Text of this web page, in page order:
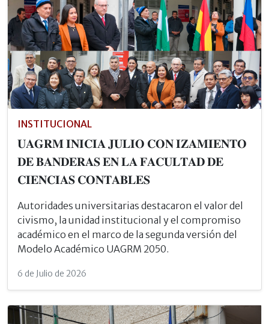
INSTITUCIONAL
𝐔𝐀𝐆𝐑𝐌 𝐈𝐍𝐈𝐂𝐈𝐀 𝐉𝐔𝐋𝐈𝐎 𝐂𝐎𝐍 𝐈𝐙𝐀𝐌𝐈𝐄𝐍𝐓𝐎
𝐃𝐄 𝐁𝐀𝐍𝐃𝐄𝐑𝐀𝐒 𝐄𝐍 𝐋𝐀 𝐅𝐀𝐂𝐔𝐋𝐓𝐀𝐃 𝐃𝐄
𝐂𝐈𝐄𝐍𝐂𝐈𝐀𝐒 𝐂𝐎𝐍𝐓𝐀𝐁𝐋𝐄𝐒
Autoridades universitarias destacaron el valor del
civismo, la unidad institucional y el compromiso
académico en el marco de la segunda versión del
Modelo Académico UAGRM 2050.
6 de Julio de 2026